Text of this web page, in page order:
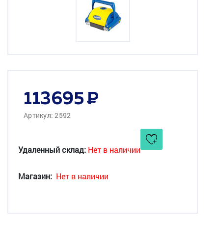
113695
Артикул: 2592
Удаленный склад: Нет в наличии
Магазин: Нет в наличии